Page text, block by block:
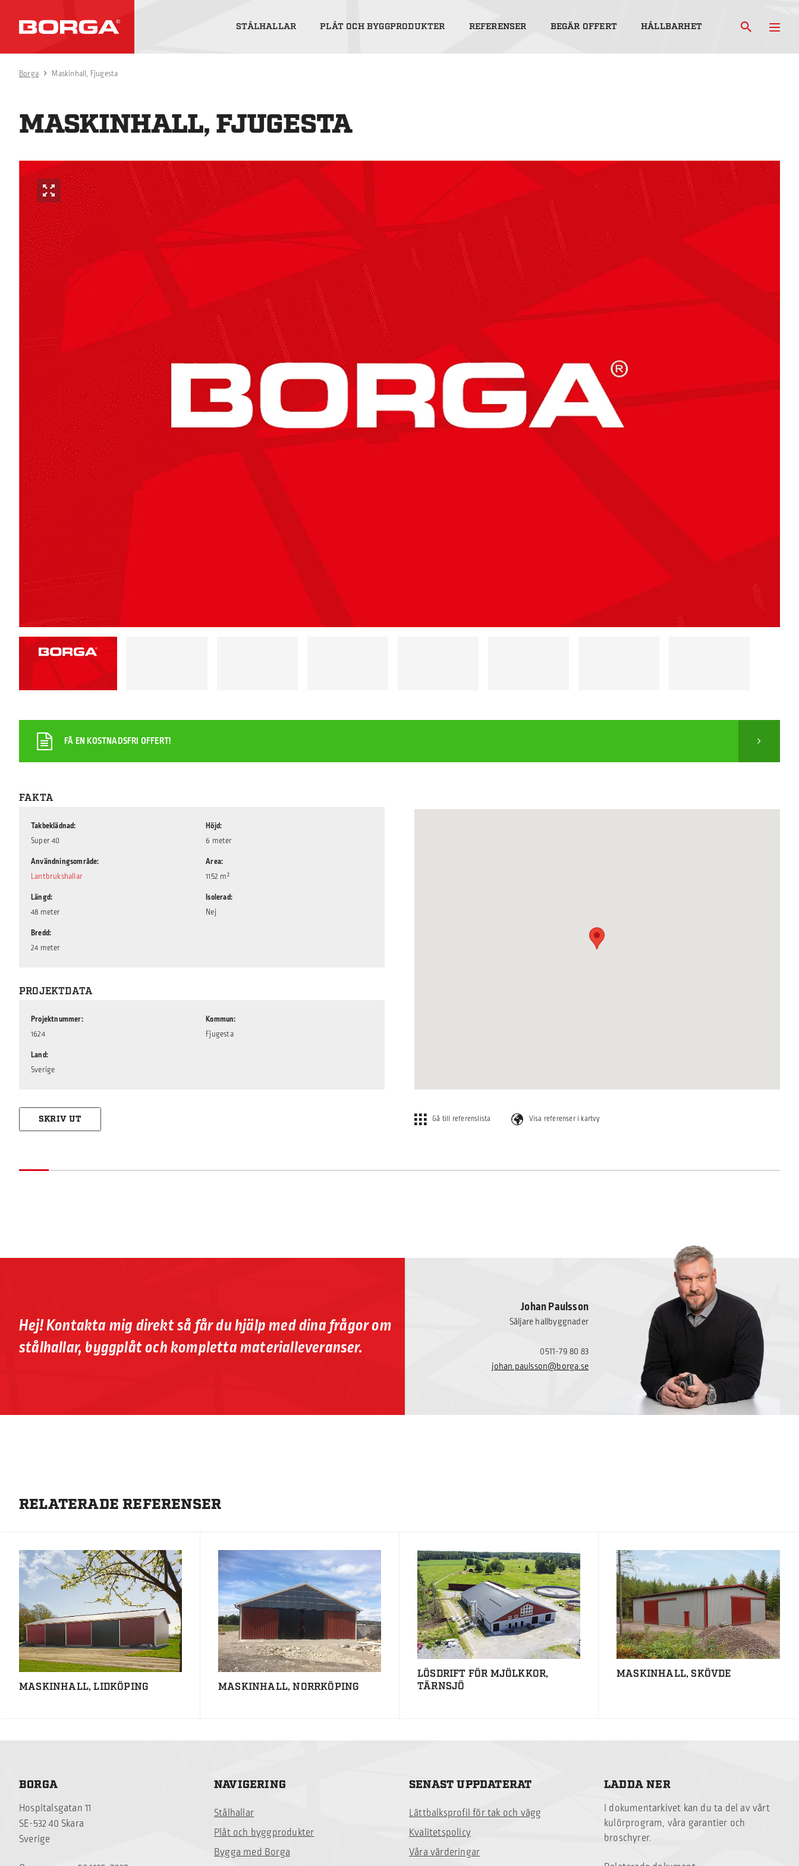
STÅLHALLAR PLÅT OCH BYGGPRODUKTER REFERENSER BEGÄR OFFERT HÅLLBARHET
Borga Maskinhall, Fjugesta
MASKINHALL, FJUGESTA
FÅ EN KOSTNADSFRI OFFERT!
FAKTA
Takbeklädnad
Super 40
Användningsområde
Lantbrukshallar
Längd
48 meter
Bredd
24 meter
Höjd
6 meter
Area
1152 m²
Isolerad
Nej
PROJEKTDATA
Projektnummer
1624
Land
Sverige
Kommun
Fjugesta
SKRIV UT Gå till referenslista Visa referenser i kartvy
Johan Paulsson
Säljare hallbyggnader
0511-79 80 83
johan.paulsson@borga.se
Hej! Kontakta mig direkt så får du hjälp med dina frågor om
stålhallar, byggplåt och kompletta materialleveranser.
RELATERADE REFERENSER
MASKINHALL, LIDKÖPING MASKINHALL, NORRKÖPING
LÖSDRIFT FÖR MJÖLKKOR,
TÄRNSJÖ
MASKINHALL, SKÖVDE
BORGA
Hospitalsgatan 11
SE-532 40 Skara
Sverige
NAVIGERING
Stålhallar
Plåt och byggprodukter
Bygga med Borga
SENAST UPPDATERAT
Lättbalksprofil för tak och vägg
Kvalitetspolicy
Våra värderingar
LADDA NER
I dokumentarkivet kan du ta del av vårt
kulörprogram, våra garantier och
broschyrer.